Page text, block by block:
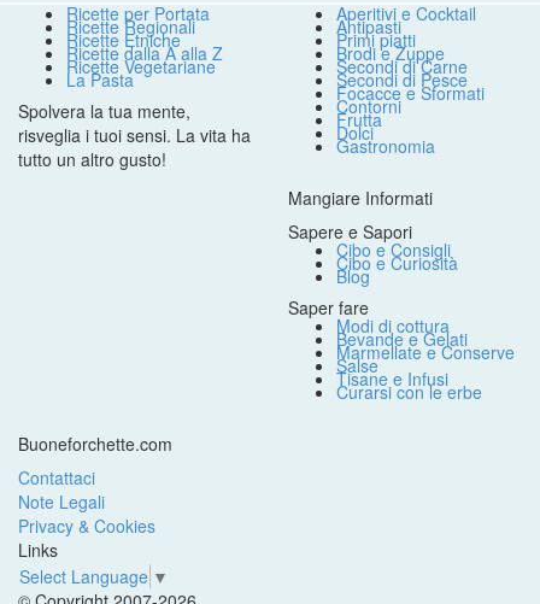
Ricette per Portata
Ricette Regionali
Ricette Etniche
Ricette dalla A alla Z
Ricette Vegetariane
La Pasta
Spolvera la tua mente,
risveglia i tuoi sensi. La vita ha
tutto un altro gusto!
Aperitivi e Cocktail
Antipasti
Primi piatti
Brodi e Zuppe
Secondi di Carne
Secondi di Pesce
Focacce e Sformati
Contorni
Frutta
Dolci
Gastronomia
Mangiare Informati
Sapere e Sapori
Cibo e Consigli
Cibo e Curiosità
Blog
Saper fare
Modi di cottura
Bevande e Gelati
Marmellate e Conserve
Salse
Tisane e Infusi
Curarsi con le erbe
Buoneforchette.com
Contattaci
Note Legali
Privacy & Cookies
Links
Select Language ▼